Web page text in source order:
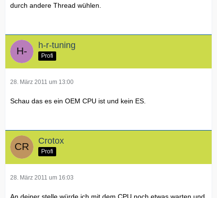
durch andere Thread wühlen.
h-r-tuning
Profi
28. März 2011 um 13:00
Schau das es ein OEM CPU ist und kein ES.
Crotox
Profi
28. März 2011 um 16:03
An deiner stelle würde ich mit dem CPU noch etwas warten und